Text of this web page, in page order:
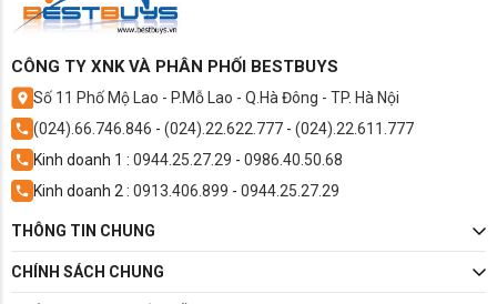
điện vượt trội. Trong năm 2026, Toshiba tiếp
tục ra mắt nhiều mẫu mã mới với cải tiến đáng
chú ý, đặc biệt phù hợp với nhu cầu bảo quản
thực phẩm tươi ngon và tiết kiệm năng lượng.
CÔNG TY XNK VÀ PHÂN PHỐI BESTBUYS
Số 11 Phố Mộ Lao - P.Mỗ Lao - Q.Hà Đông - TP. Hà Nội
(024).66.746.846 - (024).22.622.777 - (024).22.611.777
Kinh doanh 1 : 0944.25.27.29 - 0986.40.50.68
Kinh doanh 2 : 0913.406.899 - 0944.25.27.29
THÔNG TIN CHUNG
CHÍNH SÁCH CHUNG